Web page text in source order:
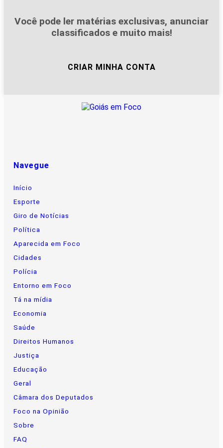
Você pode ler matérias exclusivas, anunciar
classificados e muito mais!
CRIAR MINHA CONTA
Navegue
Início
Esporte
Giro de Notícias
Política
Aparecida em Foco
Cidades
Polícia
Entorno em Foco
Tá na mídia
Economia
Saúde
Direitos Humanos
Justiça
Educação
Geral
Câmara dos Deputados
Foco na Opinião
Sobre
FAQ